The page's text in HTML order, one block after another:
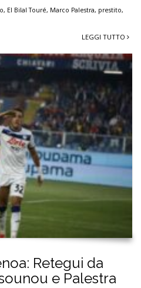
, El Bilal Touré, Marco Palestra, prestito,
LEGGI TUTTO
Retegui da
e Palestra